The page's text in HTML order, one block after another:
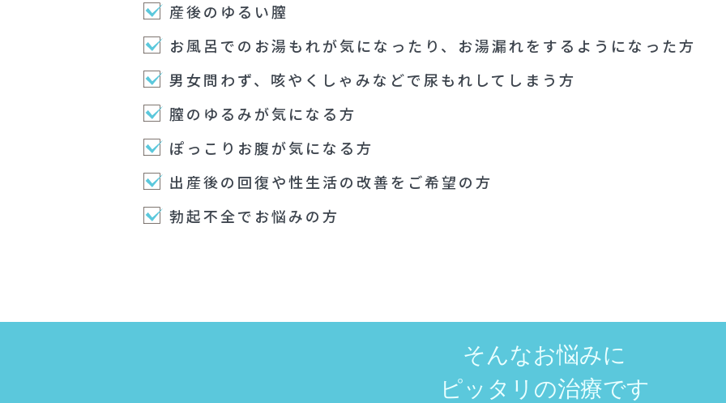
産後のゆるい膣
お風呂でのお湯もれが気になったり、お湯漏れをするようになった方
男女問わず、咳やくしゃみなどで尿もれしてしまう方
膣のゆるみが気になる方
ぽっこりお腹が気になる方
出産後の回復や性生活の改善をご希望の方
勃起不全でお悩みの方
そんなお悩みに
ピッタリの治療です